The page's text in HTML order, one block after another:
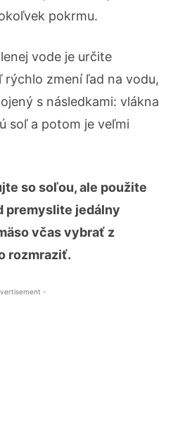
pokrmu.
vode je určite
rýchlo zmení ľad na vodu,
s následkami: vlákna
soľ a potom je veľmi
so soľou, ale použite
premyslite jedálny
včas vybrať z
rozmraziť.
-